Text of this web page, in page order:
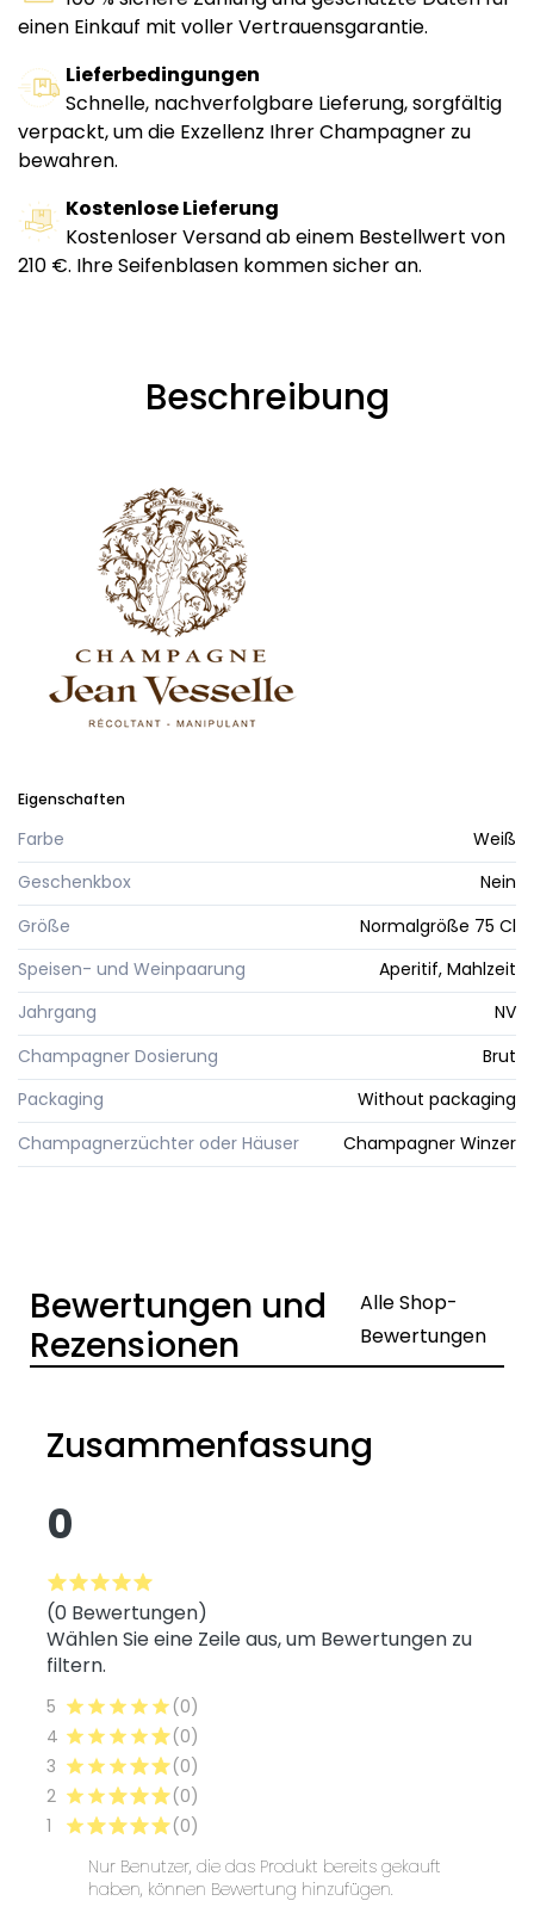
einen Einkauf mit voller Vertrauensgarantie.
Lieferbedingungen
Schnelle, nachverfolgbare Lieferung, sorgfältig
verpackt, um die Exzellenz Ihrer Champagner zu
bewahren.
Kostenlose Lieferung
Kostenloser Versand ab einem Bestellwert von
210 €. Ihre Seifenblasen kommen sicher an.
Beschreibung
Eigenschaften
Farbe
Weiß
Geschenkbox
Nein
Größe
Normalgröße 75 Cl
Speisen- und Weinpaarung
Aperitif, Mahlzeit
Jahrgang
NV
Champagner Dosierung
Brut
Packaging
Without packaging
Champagnerzüchter oder Häuser
Champagner Winzer
Bewertungen und
Rezensionen
Alle Shop-
Bewertungen
Zusammenfassung
0
(0 Bewertungen)
Wählen Sie eine Zeile aus, um Bewertungen zu
filtern.
5
(0)
4
(0)
3
(0)
2
(0)
1
(0)
Nur Benutzer, die das Produkt bereits gekauft
haben, können Bewertung hinzufügen.